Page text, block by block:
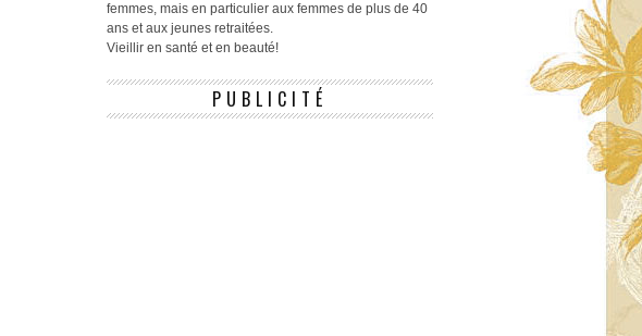
femmes, mais en particulier aux femmes de plus de 40
ans et aux jeunes retraitées.
Vieillir en santé et en beauté!
PUBLICITÉ